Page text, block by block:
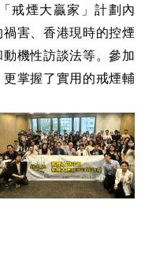
戒煙大贏家」計劃內
害、香港現時的控煙
機性訪談法等。參加
掌握了實用的戒煙輔